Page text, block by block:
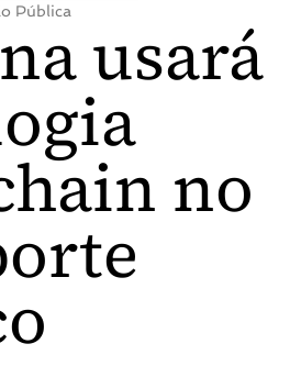
Pública usará
no